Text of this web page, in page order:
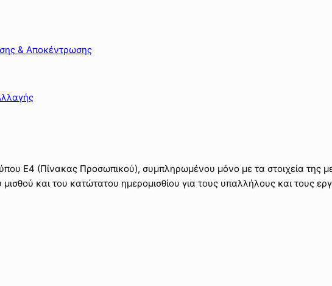
& Αποκέντρωσης
Ε4 (Πίνακας Προσωπικού), συμπληρωμένου μόνο με τα στοιχεία της
και του κατώτατου ημερομισθίου για τους υπαλλήλους και τους